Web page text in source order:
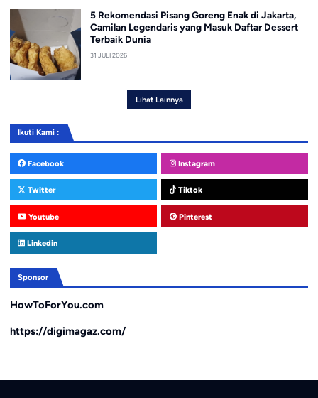
5 Rekomendasi Pisang Goreng Enak di Jakarta,
Camilan Legendaris yang Masuk Daftar Dessert
Terbaik Dunia
31 JULI 2026
Lihat Lainnya
Ikuti Kami :
Facebook Instagram
Twitter Tiktok
Youtube Pinterest
Linkedin
Sponsor
HowToForYou.com
https://digimagaz.com/